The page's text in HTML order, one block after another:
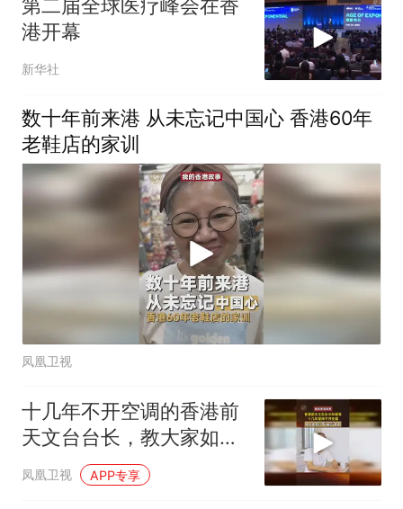
第二届全球医疗峰会在香
港开幕
新华社
数十年前来港 从未忘记中国心 香港60年
老鞋店的家训
凤凰卫视
十几年不开空调的香港前
天文台台长，教大家如何
“骗过”电表
凤凰卫视 APP专享